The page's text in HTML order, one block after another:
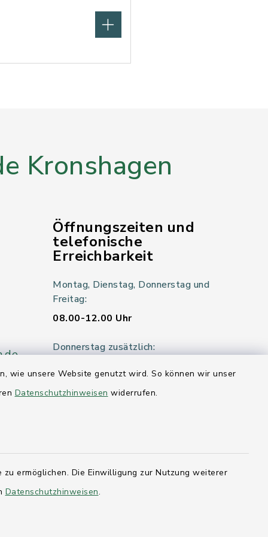
wie unsere Website genutzt wird. So können wir unser
Datenschutzhinweisen widerrufen.
ermöglichen. Die Einwilligung zur Nutzung weiterer
Datenschutzhinweisen.
Kronshagen
Öffnungszeiten und
telefonische
Erreichbarkeit
Montag, Dienstag, Donnerstag und
Freitag:
08.00-12.00 Uhr
Donnerstag zusätzlich:
Mittwoch:
115